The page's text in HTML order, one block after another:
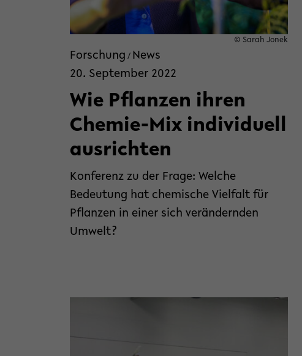
© Sarah Jonek
Forschung / News
20. September 2022
Wie Pflanzen ihren
Chemie-Mix individuell
ausrichten
Konferenz zu der Frage: Welche
Bedeutung hat chemische Vielfalt für
Pflanzen in einer sich verändernden
Umwelt?